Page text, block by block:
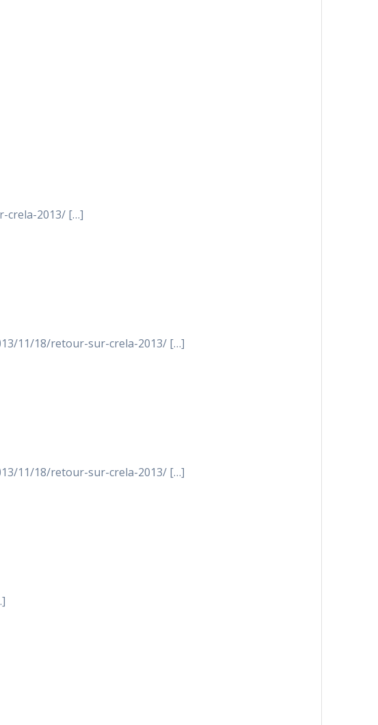
crela-2013/ […]
11/18/retour-sur-crela-2013/ […]
11/18/retour-sur-crela-2013/ […]